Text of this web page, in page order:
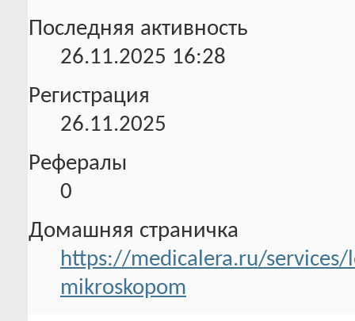
Последняя активность
26.11.2025 16:28
Регистрация
26.11.2025
Рефералы
0
Домашняя страничка
https://medicalera.ru/
mikroskopom